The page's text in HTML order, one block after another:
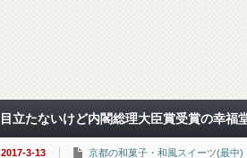
目立たないけど内閣総理大臣賞受賞の幸福
2017-3-13 京都の和菓子・和風スイーツ(最中)